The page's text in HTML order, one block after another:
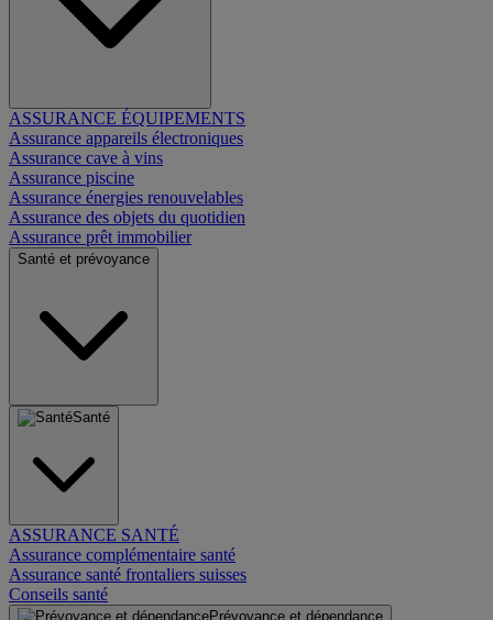
ASSURANCE ÉQUIPEMENTS
Assurance appareils électroniques
Assurance cave à vins
Assurance piscine
Assurance énergies renouvelables
Assurance des objets du quotidien
Assurance prêt immobilier
Santé et prévoyance
Santé
ASSURANCE SANTÉ
Assurance complémentaire santé
Assurance santé frontaliers suisses
Conseils santé
Prévoyance et dépendance